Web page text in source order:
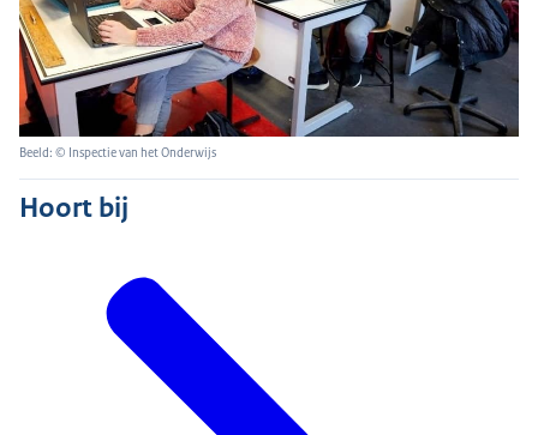
Beeld: © Inspectie van het Onderwijs
Hoort bij